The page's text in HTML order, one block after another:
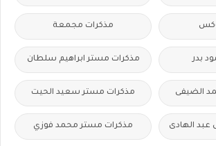
مذكرات مجمعة
بدر مذكرات مستر ابراهيم سلطان
الضيفى مذكرات مستر سعيد الحيت
عبد الهادى مذكرات مستر محمد فوزي